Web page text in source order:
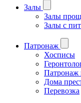
Залы
Залы
Залы с
Патронаж
Хосписы
Патронаж
Дома
Перевозка